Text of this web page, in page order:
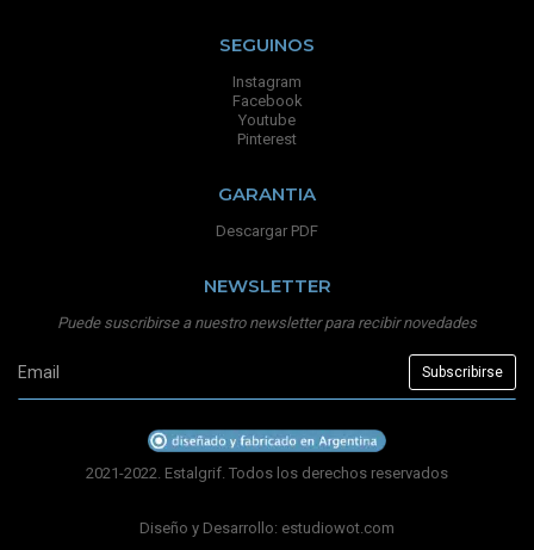
SEGUINOS
Instagram
Facebook
Youtube
Pinterest
GARANTIA
Descargar PDF
NEWSLETTER
Puede suscribirse a nuestro newsletter para recibir novedades
2021-2022. Estalgrif. Todos los derechos reservados
Diseño y Desarrollo: estudiowot.com